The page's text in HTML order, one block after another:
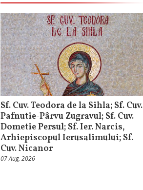
Sf. Cuv. Teodora de la Sihla; Sf. Cuv.
Pafnutie-Pârvu Zugravul; Sf. Cuv.
Dometie Persul; Sf. Ier. Narcis,
Arhiepiscopul Ierusalimului; Sf.
Cuv. Nicanor
07 Aug, 2026